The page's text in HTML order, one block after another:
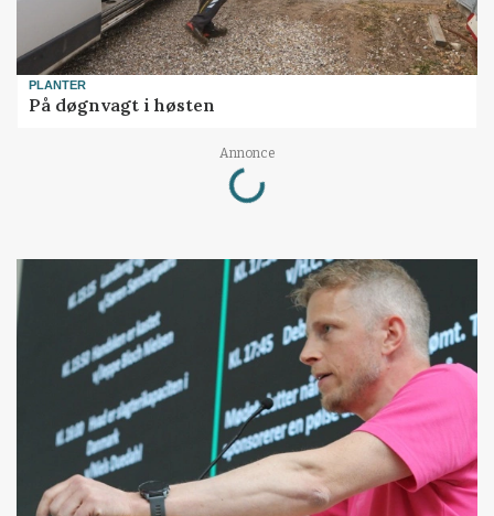
PLANTER
På døgnvagt i høsten
Annonce
Loading...